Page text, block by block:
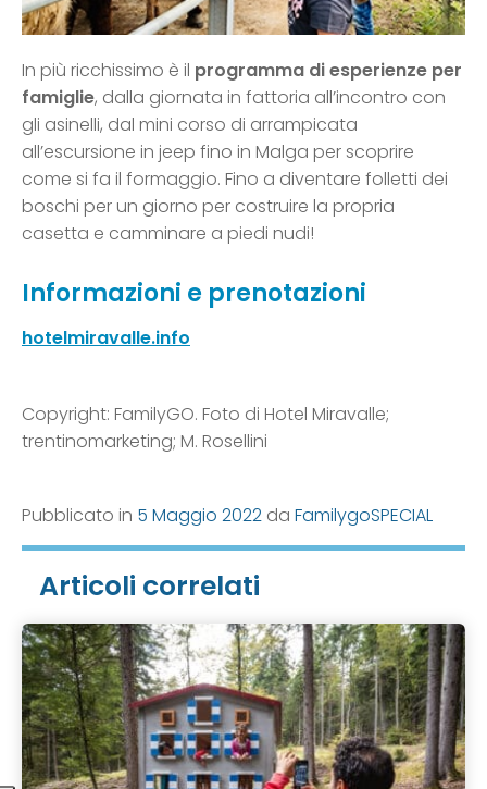
In più ricchissimo è il programma di esperienze per
famiglie, dalla giornata in fattoria all’incontro con
gli asinelli, dal mini corso di arrampicata
all’escursione in jeep fino in Malga per scoprire
come si fa il formaggio. Fino a diventare folletti dei
boschi per un giorno per costruire la propria
casetta e camminare a piedi nudi!
Informazioni e prenotazioni
hotelmiravalle.info
Copyright: FamilyGO. Foto di Hotel Miravalle;
trentinomarketing; M. Rosellini
Pubblicato in 5 Maggio 2022 da FamilygoSPECIAL
Articoli correlati